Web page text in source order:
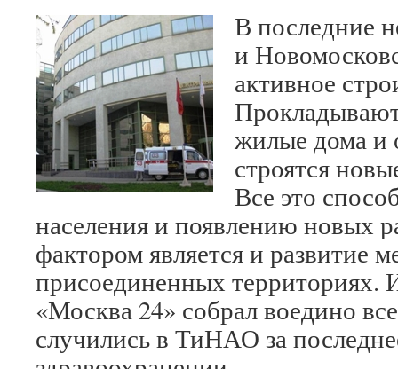
В последние
и
активное
жилые дома и
строятся
Все это
населения и появлению новых
фактором является и развитие
присоединенных
«Москва 24» собрал воедино
случились в ТиНАО за